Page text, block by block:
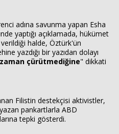
adına savunma yapan Esha
yaptığı açıklamada, hükümet
halde, Öztürk'ün
yazdığı bir yazıdan dolayı
çürütmediğine" dikkati
Filistin destekçisi aktivistler,
pankartlarla ABD
tepki gösterdi.